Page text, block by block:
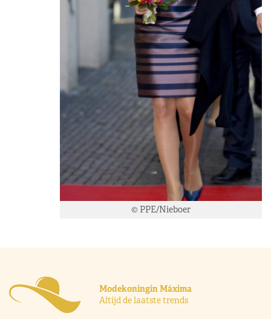
© PPE/Nieboer
Modekoningin Máxima
Altijd de laatste trends